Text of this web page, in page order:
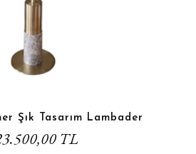
Şık Tasarım Lambader
TL